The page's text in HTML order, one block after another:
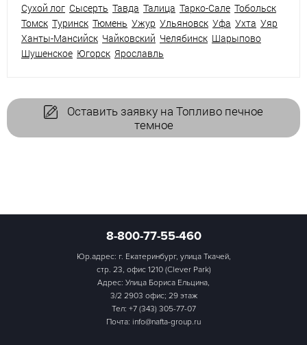
Сухой лог Сысерть Тавда Талица Тарко-Сале Тобольск
Томск Туринск Тюмень Ужур Ульяновск Уфа Ухта Уяр
Ханты-Мансийск Чайковский Челябинск Шарыпово
Шушенское Югорск Ярославль
Оставить заявку на Топливо печное
темное
8-800-77-55-460
Юр.адрес: г. Екатеринбург, улица Ткачей,
стр. 23, офис 1210 (Clever Park)
Адрес: Улица Бориса Ельцина,
3/2 2903 офис; 29 этаж
Тел: +7 (343) 305-77-07
Почта: info@nafta-group.ru